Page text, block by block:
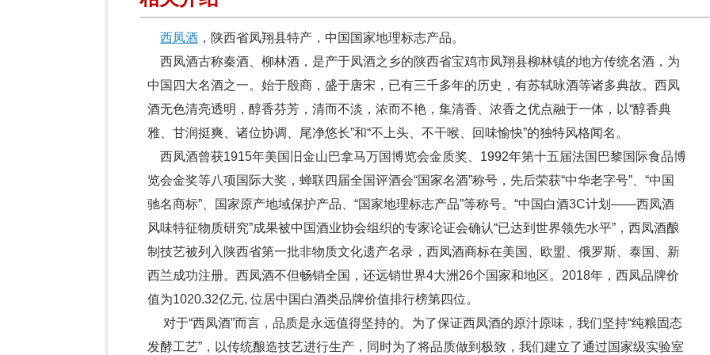
西凤酒 ，陕西省凤翔县特产，中国国家地理标志产品。
西凤酒古称秦酒、柳林酒，是产于凤酒之乡的陕西省宝鸡市凤翔县柳林镇的地方传统名酒，为
中国四大名酒之一。始于殷商，盛于唐宋，已有三千多年的历史，有苏轼咏酒等诸多典故。西凤
酒无色清亮透明，醇香芬芳，清而不淡，浓而不艳，集清香、浓香之优点融于一体，以“醇香典
雅、甘润挺爽、诸位协调、尾净悠长”和“不上头、不干喉、回味愉快”的独特风格闻名。
西凤酒曾获1915年美国旧金山巴拿马万国博览会金质奖、1992年第十五届法国巴黎国际食品博
览会金奖等八项国际大奖，蝉联四届全国评酒会“国家名酒”称号，先后荣获“中华老字号”、“中国
驰名商标”、国家原产地域保护产品、“国家地理标志产品”等称号。“中国白酒3C计划——西凤酒
风味特征物质研究”成果被中国酒业协会组织的专家论证会确认“已达到世界领先水平”，西凤酒酿
制技艺被列入陕西省第一批非物质文化遗产名录，西凤酒商标在美国、欧盟、俄罗斯、泰国、新
西兰成功注册。西凤酒不但畅销全国，还远销世界4大洲26个国家和地区。2018年，西凤品牌价
值为1020.32亿元, 位居中国白酒类品牌价值排行榜第四位。
对于“西凤酒”而言，品质是永远值得坚持的。为了保证西凤酒的原汁原味，我们坚持“纯粮固态
发酵工艺”，以传统酿造技艺进行生产，同时为了将品质做到极致，我们建立了通过国家级实验室